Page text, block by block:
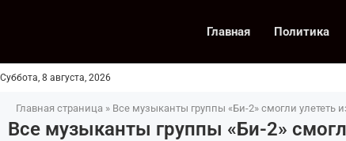
Главная Политика
Суббота, 8 августа, 2026
Главная страница » Все музыканты группы «Би-2» смогли улететь
Все музыканты группы «Би-2»